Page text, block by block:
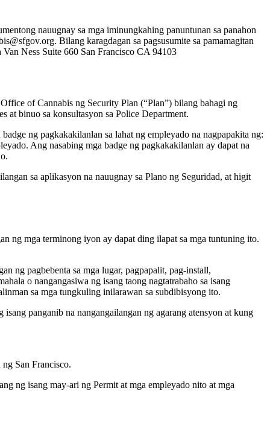
nauugnay sa mga iminungkahing panuntunan sa panahon
Bilang karagdagan sa pagsusumite sa pamamagitan
Ness Suite 660 San Francisco CA 94103
of Cannabis ng Security Plan (“Plan”) bilang bahagi ng
at binuo sa konsultasyon sa Police Department.
ng pagkakakilanlan sa lahat ng empleyado na nagpapakita ng:
Ang nasabing mga badge ng pagkakakilanlan ay dapat na
sa aplikasyon na nauugnay sa Plano ng Seguridad, at higit
ng mga terminong iyon ay dapat ding ilapat sa mga tuntuning ito.
ng pagbebenta sa mga lugar, pagpapalit, pag-install,
o nangangasiwa ng isang taong nagtatrabaho sa isang
sa mga tungkuling inilarawan sa subdibisyong ito.
panganib na nangangailangan ng agarang atensyon at kung
San Francisco.
ng isang may-ari ng Permit at mga empleyado nito at mga